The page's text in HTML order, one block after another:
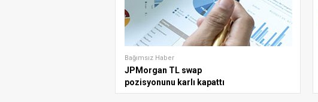
Bağımsız Haber
JPMorgan TL swap
pozisyonunu karlı kapattı